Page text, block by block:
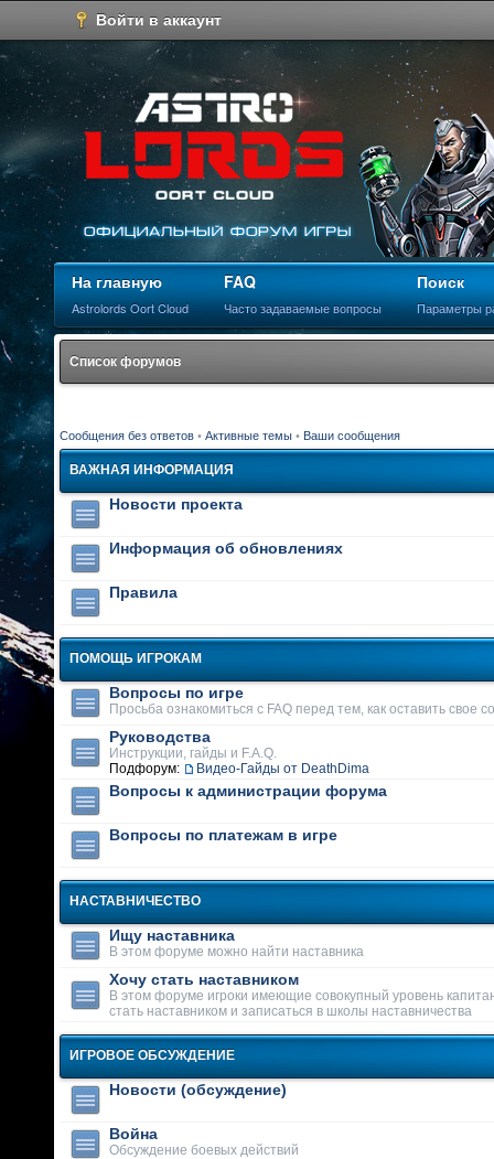
Войти в аккаунт
На главную
Astrolords Oort Cloud
FAQ
Часто задаваемые вопросы
Поиск
Параметры
Список форумов
Сообщения без ответов • Активные темы • Ваши сообщения
ВАЖНАЯ ИНФОРМАЦИЯ
Новости проекта
Информация об обновлениях
Правила
ПОМОЩЬ ИГРОКАМ
Вопросы по игре
Просьба ознакомиться с FAQ перед тем, как оставить свое
Руководства
Инструкции, гайды и F.A.Q.
Подфорум:
Видео-Гайды от DeathDima
Вопросы к администрации форума
Вопросы по платежам в игре
НАСТАВНИЧЕСТВО
Ищу наставника
В этом форуме можно найти наставника
Хочу стать наставником
В этом форуме игроки имеющие совокупный уровень
стать наставником и записаться в школы наставничества
ИГРОВОЕ ОБСУЖДЕНИЕ
Новости (обсуждение)
Война
Обсуждение боевых действий